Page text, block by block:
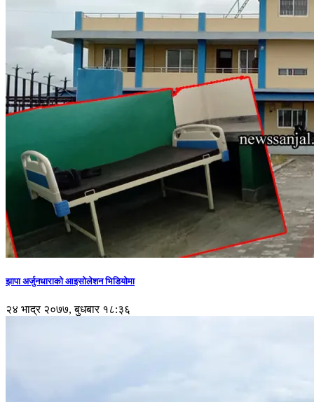
झापा अर्जुनधाराको आइसोलेशन भिडियोमा
२४ भाद्र २०७७, बुधबार १८:३६